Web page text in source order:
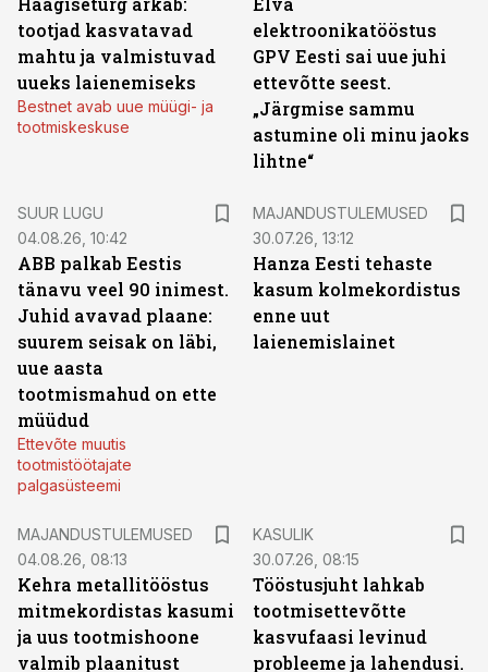
tootjad kasvatavad
mahtu ja valmistuvad
uueks laienemiseks
Bestnet avab uue müügi- ja
tootmiskeskuse
elektroonikatööstus
GPV Eesti sai uue juhi
ettevõtte seest.
„Järgmise sammu
astumine oli minu jaoks
lihtne“
SUUR LUGU
04.08.26, 10:42
ABB palkab Eestis
tänavu veel 90 inimest.
Juhid avavad plaane:
suurem seisak on läbi,
uue aasta
tootmismahud on ette
müüdud
Ettevõte muutis
tootmistöötajate
palgasüsteemi
MAJANDUSTULEMUSED
30.07.26, 13:12
Hanza Eesti tehaste
kasum kolmekordistus
enne uut
laienemislainet
MAJANDUSTULEMUSED
04.08.26, 08:13
Kehra metallitööstus
mitmekordistas kasumi
ja uus tootmishoone
valmib plaanitust
KASULIK
30.07.26, 08:15
Tööstusjuht lahkab
tootmisettevõtte
kasvufaasi levinud
probleeme ja lahendusi.